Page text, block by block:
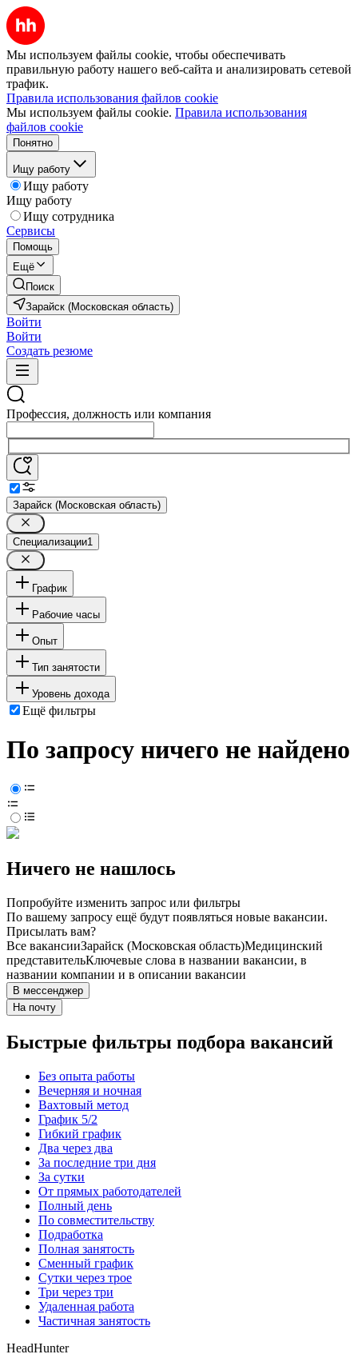
Мы используем файлы cookie, чтобы обеспечивать
правильную работу нашего веб-сайта и анализировать сетевой
трафик.
Правила использования файлов cookie
Мы используем файлы cookie. Правила использования
файлов cookie
Понятно
Ищу работу
Ищу работу
Ищу работу
Ищу сотрудника
Сервисы
Помощь
Ещё
Поиск
Зарайск (Московская область)
Войти
Войти
Создать резюме
Профессия, должность или компания
Зарайск (Московская область)
Специализации1
График
Рабочие часы
Опыт
Тип занятости
Уровень дохода
Ещё фильтры
По запросу ничего не найдено
Ничего не нашлось
Попробуйте изменить запрос или фильтры
По вашему запросу ещё будут появляться новые вакансии.
Присылать вам?
Все вакансииЗарайск (Московская область)Медицинский
представительКлючевые слова в названии вакансии, в
названии компании и в описании вакансии
В мессенджер
На почту
Быстрые фильтры подбора вакансий
Без опыта работы
Вечерняя и ночная
Вахтовый метод
График 5/2
Гибкий график
Два через два
За последние три дня
За сутки
От прямых работодателей
Полный день
По совместительству
Подработка
Полная занятость
Сменный график
Сутки через трое
Три через три
Удаленная работа
Частичная занятость
HeadHunter